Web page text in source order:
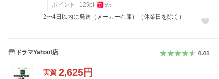
ポイント
125pt 5%
2〜4日以内に発送（メーカー在庫）（休業日を除く）
ドラマYahoo!店 4.41
実質 2,625円